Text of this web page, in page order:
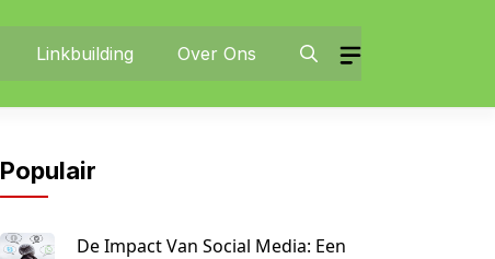
Linkbuilding Over Ons
Populair
De Impact Van Social Media: Een